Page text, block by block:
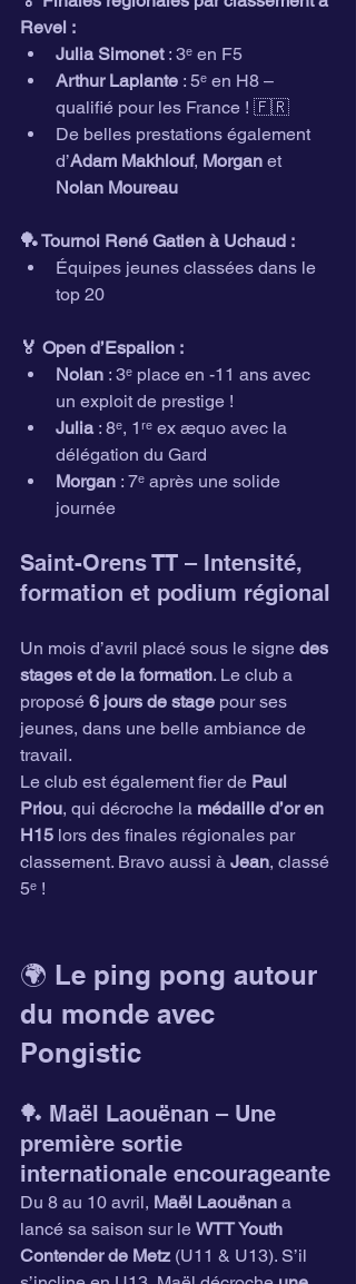
Revel :
Julia Simonet : 3ᵉ en F5
Arthur Laplante : 5ᵉ en H8 –
qualifié pour les France ! 🇫🇷
De belles prestations également
d’Adam Makhlouf, Morgan et
Nolan Moureau
🏓 Tournoi René Gatien à Uchaud :
Équipes jeunes classées dans le
top 20
🏅 Open d’Espalion :
Nolan : 3ᵉ place en -11 ans avec
un exploit de prestige !
Julia : 8ᵉ, 1ʳᵉ ex æquo avec la
délégation du Gard
Morgan : 7ᵉ après une solide
journée
Saint-Orens TT – Intensité,
formation et podium régional
Un mois d’avril placé sous le signe des
stages et de la formation. Le club a
proposé 6 jours de stage pour ses
jeunes, dans une belle ambiance de
travail.
Le club est également fier de Paul
Priou, qui décroche la médaille d’or en
H15 lors des finales régionales par
classement. Bravo aussi à Jean, classé
5ᵉ !
🌍 Le ping pong autour
du monde avec
Pongistic
🏓 Maël Laouënan – Une
première sortie
internationale encourageante
Du 8 au 10 avril, Maël Laouënan a
lancé sa saison sur le WTT Youth
Contender de Metz (U11 & U13). S’il